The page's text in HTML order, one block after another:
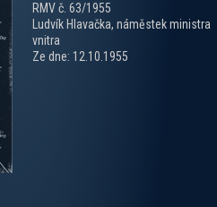
RMV č. 63/1955
Ludvík Hlavačka, náměstek ministra
vnitra
Ze dne: 12.10.1955